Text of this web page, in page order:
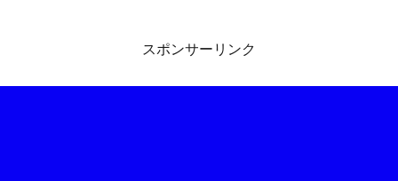
スポンサーリンク